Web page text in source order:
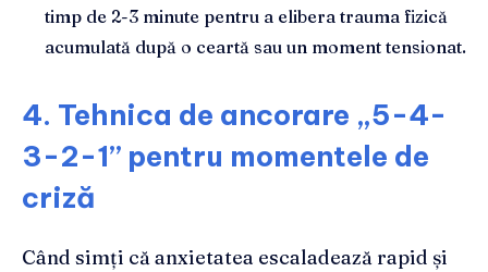
timp de 2-3 minute pentru a elibera trauma fizică
acumulată după o ceartă sau un moment tensionat.
4. Tehnica de ancorare „5-4-
3-2-1” pentru momentele de
criză
Când simți că anxietatea escaladează rapid și